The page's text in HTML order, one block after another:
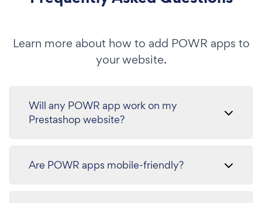
Learn more about how to add POWR apps to
your website.
Will any POWR app work on my
Prestashop website?
Are POWR apps mobile-friendly?